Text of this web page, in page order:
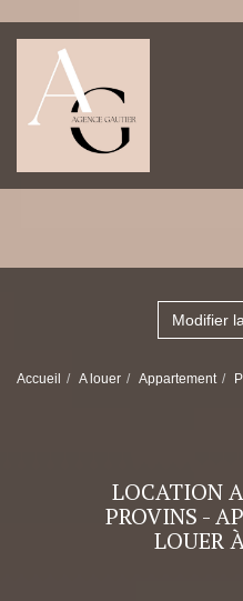
Modifier
Accueil A louer Appartement
LOCATION
PROVINS -
LOUER